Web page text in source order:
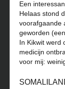
Een
Helaas stond
voorafgaande
geworden
In Kikwit werd
medicijn
voor mij: